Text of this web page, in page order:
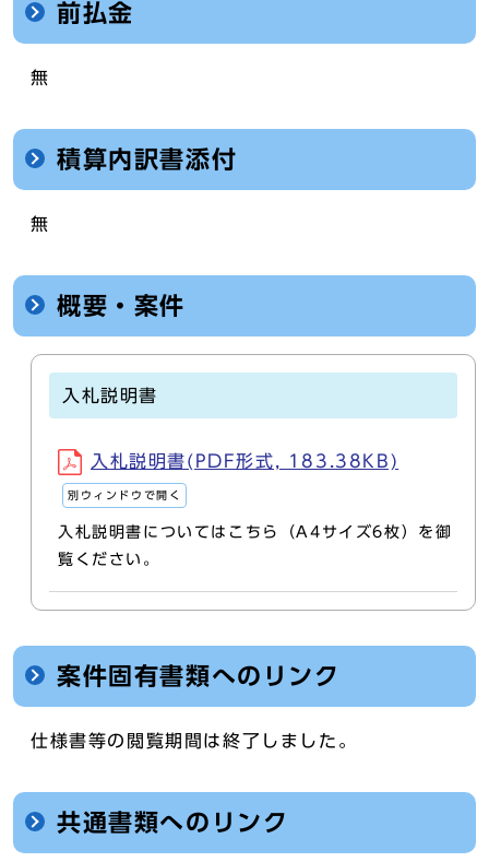
前払金
無
積算内訳書添付
無
概要・案件
入札説明書
入札説明書(PDF形式, 183.38KB)
別ウィンドウで開く
入札説明書についてはこちら（A4サイズ6枚）を御
覧ください。
案件固有書類へのリンク
仕様書等の閲覧期間は終了しました。
共通書類へのリンク